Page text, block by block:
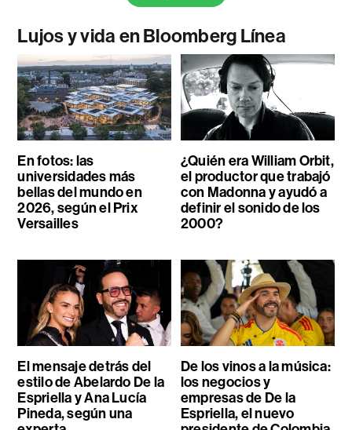
Lujos y vida en Bloomberg Línea
En fotos: las
universidades más
bellas del mundo en
2026, según el Prix
Versailles
¿Quién era William Orbit,
el productor que trabajó
con Madonna y ayudó a
definir el sonido de los
2000?
El mensaje detrás del
estilo de Abelardo De la
Espriella y Ana Lucía
Pineda, según una
De los vinos a la música:
los negocios y
empresas de De la
Espriella, el nuevo